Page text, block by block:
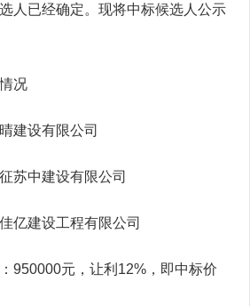
人已经确定。现将中标候选人公示
况
设有限公司
中建设有限公司
建设工程有限公司
元，让利12%，即中标价